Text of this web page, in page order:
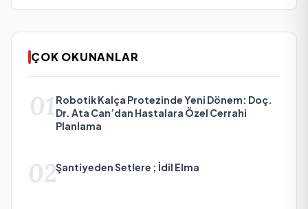
ÇOK OKUNANLAR
01 Robotik Kalça Protezinde Yeni Dönem: Doç.
Dr. Ata Can’dan Hastalara Özel Cerrahi
Planlama
02Şantiyeden Setlere ; İdil Elma